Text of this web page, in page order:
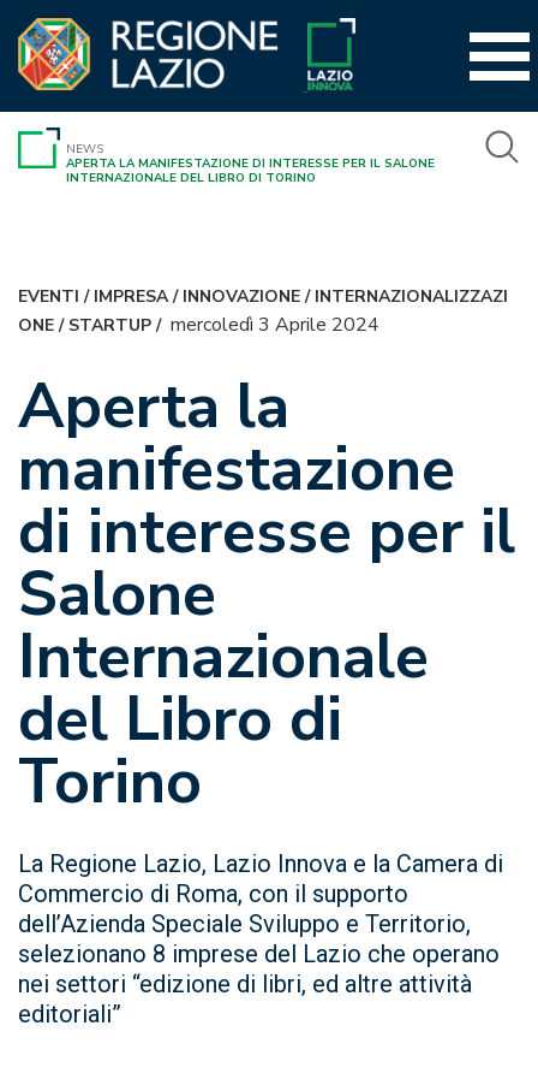
contenuto
NEWS
APERTA LA MANIFESTAZIONE DI INTERESSE PER IL SALONE
INTERNAZIONALE DEL LIBRO DI TORINO
EVENTI / IMPRESA/ INNOVAZIONE/ INTERNAZIONALIZZAZI
ONE/ STARTUP/ mercoledì 3 Aprile 2024
Aperta la
manifestazione
di interesse per il
Salone
Internazionale
del Libro di
Torino
La Regione Lazio, Lazio Innova e la Camera di
Commercio di Roma, con il supporto
dell’Azienda Speciale Sviluppo e Territorio,
selezionano 8 imprese del Lazio che operano
nei settori “edizione di libri, ed altre attività
editoriali”